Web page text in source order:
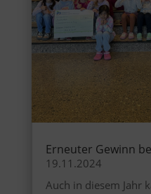
Erneuter Gewinn
19.11.2024
Auch in diesem Jahr